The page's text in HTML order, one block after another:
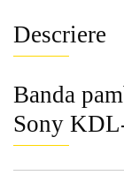
Descriere
Banda
Sony